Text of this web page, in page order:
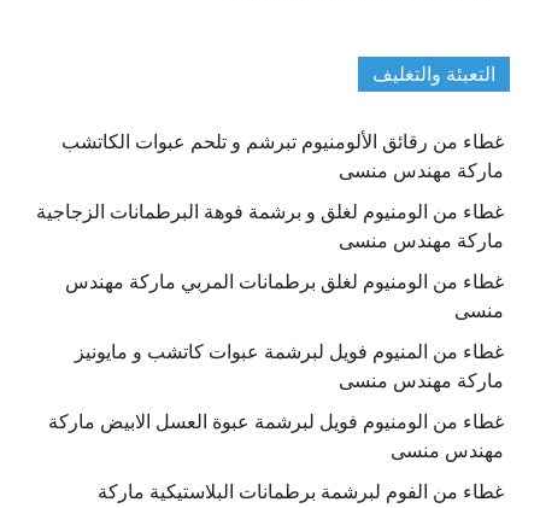
التعبئة والتغليف
غطاء من رقائق الألومنيوم تبرشم و تلحم عبوات الكاتشب
ماركة مهندس منسى
غطاء من الومنيوم لغلق و برشمة فوهة البرطمانات الزجاجية
ماركة مهندس منسى
غطاء من الومنيوم لغلق برطمانات المربي ماركة مهندس
منسى
غطاء من المنيوم فويل لبرشمة عبوات كاتشب و مايونيز
ماركة مهندس منسى
غطاء من الومنيوم فويل لبرشمة عبوة العسل الابيض ماركة
مهندس منسى
غطاء من الفوم لبرشمة برطمانات البلاستيكية ماركة